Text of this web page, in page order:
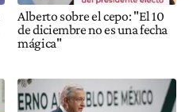
Alberto sobre el cepo: "El 10
de diciembre no es una fecha
mágica"